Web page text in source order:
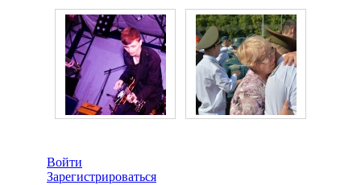
Войти
Зарегистрироваться